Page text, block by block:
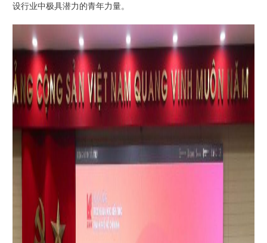
设行业中极具潜力的青年力量。